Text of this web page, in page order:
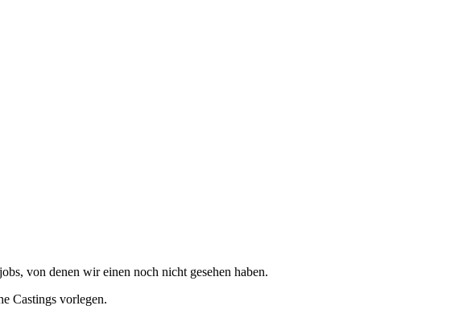
von denen wir einen noch nicht gesehen haben.
Castings vorlegen.